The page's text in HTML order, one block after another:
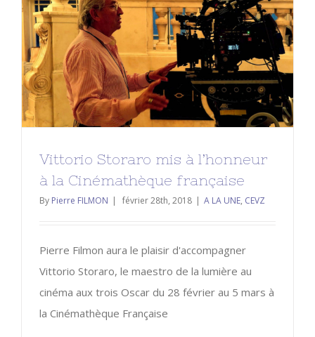
Vittorio Storaro mis à l’honneur à la
Cinémathèque française
A LA UNE
Vittorio Storaro mis à l’honneur
à la Cinémathèque française
By Pierre FILMON | février 28th, 2018 | A LA UNE, CEVZ
Pierre Filmon aura le plaisir d'accompagner
Vittorio Storaro, le maestro de la lumière au
cinéma aux trois Oscar du 28 février au 5 mars à
la Cinémathèque Française